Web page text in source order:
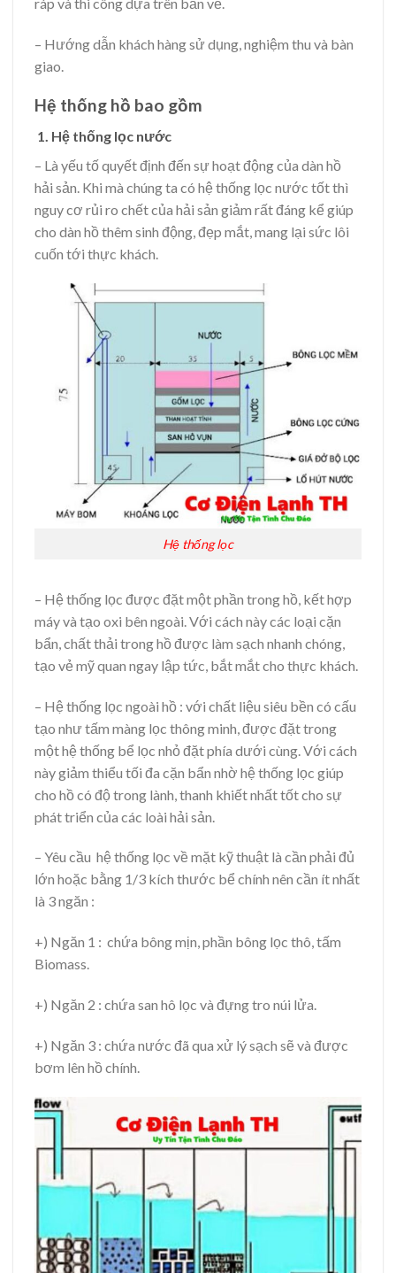
– Hướng dẫn khách hàng sử dụng, nghiệm thu và bàn
giao.
Hệ thống hồ bao gồm
1. Hệ thống lọc nước
– Là yếu tố quyết định đến sự hoạt động của dàn hồ
hải sản. Khi mà chúng ta có hệ thống lọc nước tốt thì
nguy cơ rủi ro chết của hải sản giảm rất đáng kể giúp
cho dàn hồ thêm sinh động, đẹp mắt, mang lại sức lôi
cuốn tới thực khách.
Hệ thống lọc
– Hệ thống lọc được đặt một phần trong hồ, kết hợp
máy và tạo oxi bên ngoài. Với cách này các loại cặn
bẩn, chất thải trong hồ được làm sạch nhanh chóng,
tạo vẻ mỹ quan ngay lập tức, bắt mắt cho thực khách.
– Hệ thống lọc ngoài hồ : với chất liệu siêu bền có cấu
tạo như tấm màng lọc thông minh, được đặt trong
một hệ thống bể lọc nhỏ đặt phía dưới cùng. Với cách
này giảm thiểu tối đa cặn bẩn nhờ hệ thống lọc giúp
cho hồ có độ trong lành, thanh khiết nhất tốt cho sự
phát triển của các loài hải sản.
– Yêu cầu hệ thống lọc về mặt kỹ thuật là cần phải đủ
lớn hoặc bằng 1/3 kích thước bể chính nên cần ít nhất
là 3 ngăn :
+) Ngăn 1 : chứa bông mịn, phần bông lọc thô, tấm
Biomass.
+) Ngăn 2 : chứa san hô lọc và đựng tro núi lửa.
+) Ngăn 3 : chứa nước đã qua xử lý sạch sẽ và được
bơm lên hồ chính.